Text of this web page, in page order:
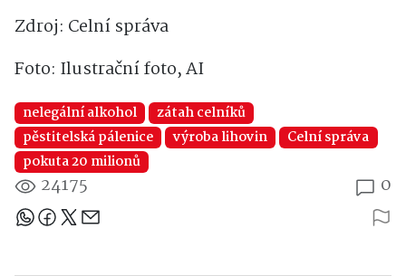
Zdroj: Celní správa
Foto: Ilustrační foto, AI
nelegální alkohol
zátah celníků
pěstitelská pálenice
výroba lihovin
Celní správa
pokuta 20 milionů
24175 0
Sdílejte článek